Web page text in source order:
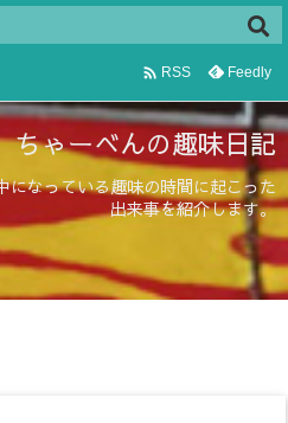
 RSS Feedly
ちゃーべんの趣味日記
になっている趣味の時間に起こった
出来事を紹介します。